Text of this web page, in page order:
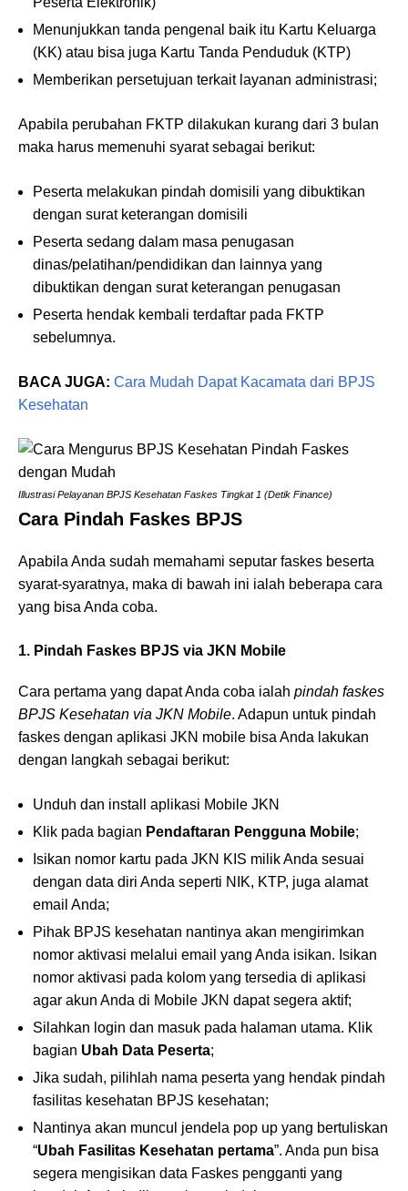
Menunjukkan tanda pengenal baik itu Kartu Keluarga
(KK) atau bisa juga Kartu Tanda Penduduk (KTP)
Memberikan persetujuan terkait layanan administrasi;
Apabila perubahan FKTP dilakukan kurang dari 3 bulan
maka harus memenuhi syarat sebagai berikut:
Peserta melakukan pindah domisili yang dibuktikan
dengan surat keterangan domisili
Peserta sedang dalam masa penugasan
dinas/pelatihan/pendidikan dan lainnya yang
dibuktikan dengan surat keterangan penugasan
Peserta hendak kembali terdaftar pada FKTP
sebelumnya.
BACA JUGA: Cara Mudah Dapat Kacamata dari BPJS
Kesehatan
Illustrasi Pelayanan BPJS Kesehatan Faskes Tingkat 1 (Detik Finance)
Cara Pindah Faskes BPJS
Apabila Anda sudah memahami seputar faskes beserta
syarat-syaratnya, maka di bawah ini ialah beberapa cara
yang bisa Anda coba.
1. Pindah Faskes BPJS via JKN Mobile
Cara pertama yang dapat Anda coba ialah pindah faskes
BPJS Kesehatan via JKN Mobile. Adapun untuk pindah
faskes dengan aplikasi JKN mobile bisa Anda lakukan
dengan langkah sebagai berikut:
Unduh dan install aplikasi Mobile JKN
Klik pada bagian Pendaftaran Pengguna Mobile;
Isikan nomor kartu pada JKN KIS milik Anda sesuai
dengan data diri Anda seperti NIK, KTP, juga alamat
email Anda;
Pihak BPJS kesehatan nantinya akan mengirimkan
nomor aktivasi melalui email yang Anda isikan. Isikan
nomor aktivasi pada kolom yang tersedia di aplikasi
agar akun Anda di Mobile JKN dapat segera aktif;
Silahkan login dan masuk pada halaman utama. Klik
bagian Ubah Data Peserta;
Jika sudah, pilihlah nama peserta yang hendak pindah
fasilitas kesehatan BPJS kesehatan;
Nantinya akan muncul jendela pop up yang bertuliskan
“Ubah Fasilitas Kesehatan pertama”. Anda pun bisa
segera mengisikan data Faskes pengganti yang